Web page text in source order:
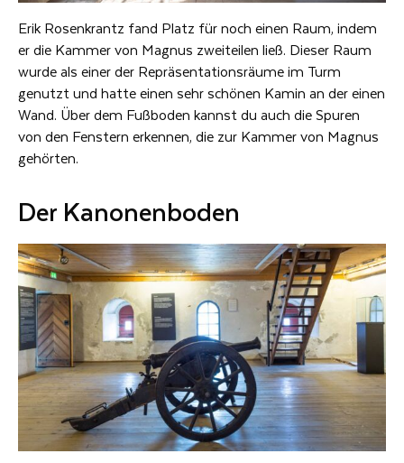
Erik Rosenkrantz fand Platz für noch einen Raum, indem
er die Kammer von Magnus zweiteilen ließ. Dieser Raum
wurde als einer der Repräsentationsräume im Turm
genutzt und hatte einen sehr schönen Kamin an der einen
Wand. Über dem Fußboden kannst du auch die Spuren
von den Fenstern erkennen, die zur Kammer von Magnus
gehörten.
Der Kanonenboden